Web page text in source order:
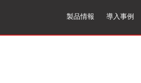
製品情報 導入事例